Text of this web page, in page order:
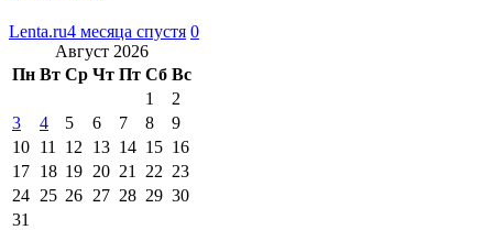
Lenta.ru4 месяца спустя 0
Август 2026
Пн Вт Ср Чт Пт Сб Вс
1
2
3
4 5 6 7 8
9
10 11 12 13 14 15 16
17 18 19 20 21 22 23
24 25 26 27 28 29 30
31